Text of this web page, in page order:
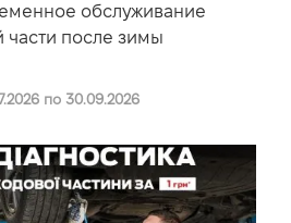
обслуживание
части после зимы
по 30.09.2026